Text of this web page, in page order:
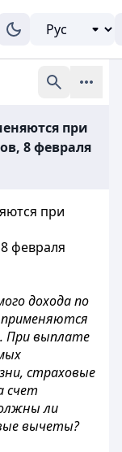
при
8 февраля
при
февраля
дохода по
При выплате
страховые
счет
ли
вычеты?